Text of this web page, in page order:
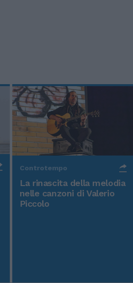
Controtempo
La rinascita della melodia
nelle canzoni di Valerio
Piccolo